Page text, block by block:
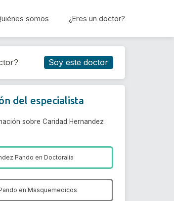
somos ¿Eres un doctor?
Reservar cita
Soy este doctor
del especialista
sobre Caridad Hernandez
Pando enDoctoralia
en Masquemedicos